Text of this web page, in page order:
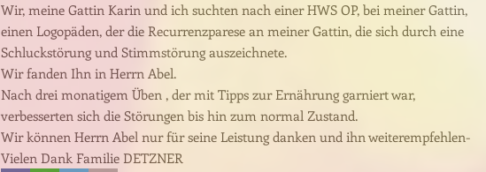
Wir, meine Gattin Karin und ich suchten nach einer HWS OP, bei meiner Gattin,
einen Logopäden, der die Recurrenzparese an meiner Gattin, die sich durch eine
Schluckstörung und Stimmstörung auszeichnete.
Wir fanden Ihn in Herrn Abel.
Nach drei monatigem Üben , der mit Tipps zur Ernährung garniert war,
verbesserten sich die Störungen bis hin zum normal Zustand.
Wir können Herrn Abel nur für seine Leistung danken und ihn weiterempfehlen-
Vielen Dank Familie DETZNER